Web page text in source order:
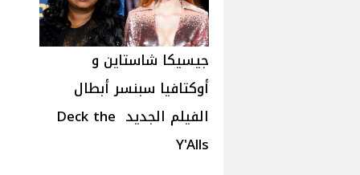
جيسيكا شاستاين و
أوكتافيا سبنسر أبطال
الفيلم الجديد Deck the
Y'Alls